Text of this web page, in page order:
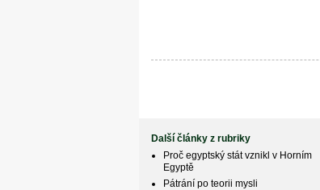
Další články z rubriky
Proč egyptský stát vznikl v Horním
Egyptě
Pátrání po teorii mysli